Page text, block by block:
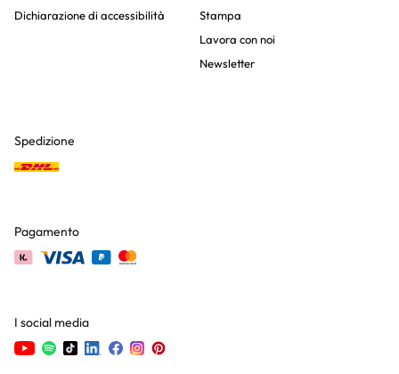
Dichiarazione di accessibilità
Stampa
Lavora con noi
Newsletter
Spedizione
Pagamento
I social media